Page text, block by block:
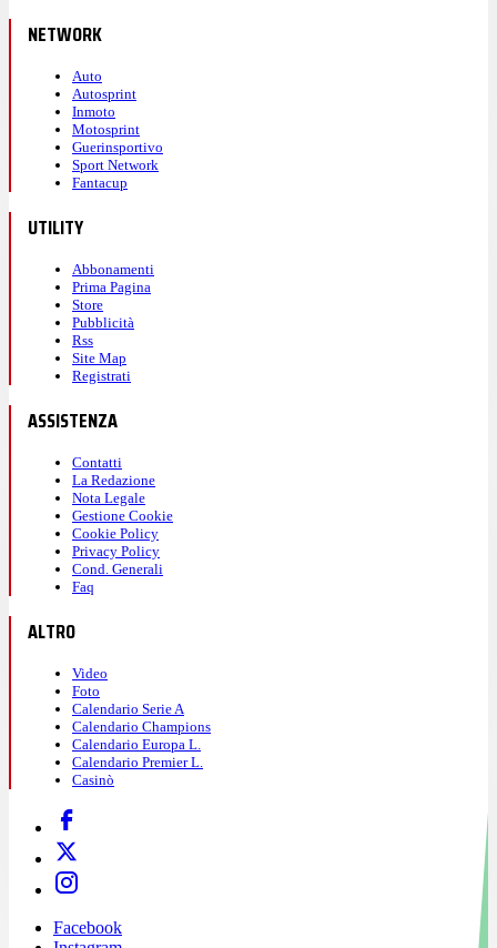
NETWORK
Auto
Autosprint
Inmoto
Motosprint
Guerinsportivo
Sport Network
Fantacup
UTILITY
Abbonamenti
Prima Pagina
Store
Pubblicità
Rss
Site Map
Registrati
ASSISTENZA
Contatti
La Redazione
Nota Legale
Gestione Cookie
Cookie Policy
Privacy Policy
Cond. Generali
Faq
ALTRO
Video
Foto
Calendario Serie A
Calendario Champions
Calendario Europa L.
Calendario Premier L.
Casinò
Facebook